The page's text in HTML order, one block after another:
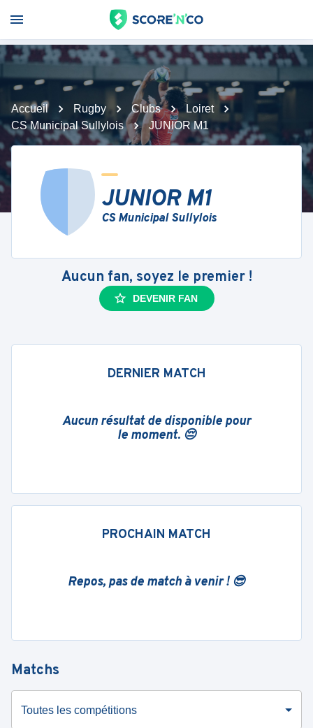
Accueil Rugby Clubs
Loiret
CS Municipal Sullylois
JUNIOR M1
JUNIOR M1
CS Municipal Sullylois
Aucun fan, soyez le premier !
DEVENIR FAN
DERNIER MATCH
Aucun résultat de disponible pour
le moment. 😔
PROCHAIN MATCH
Repos, pas de match à venir ! 😎
Matchs
Toutes les compétitions